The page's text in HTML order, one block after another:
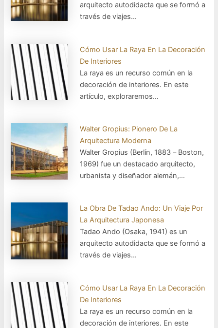
arquitecto autodidacta que se formó a
través de viajes…
Cómo Usar La Raya En La Decoración
De Interiores
La raya es un recurso común en la
decoración de interiores. En este
artículo, exploraremos…
Walter Gropius: Pionero De La
Arquitectura Moderna
Walter Gropius (Berlín, 1883 – Boston,
1969) fue un destacado arquitecto,
urbanista y diseñador alemán,…
La Obra De Tadao Ando: Un Viaje Por
La Arquitectura Japonesa
Tadao Ando (Osaka, 1941) es un
arquitecto autodidacta que se formó a
través de viajes…
Cómo Usar La Raya En La Decoración
De Interiores
La raya es un recurso común en la
decoración de interiores. En este